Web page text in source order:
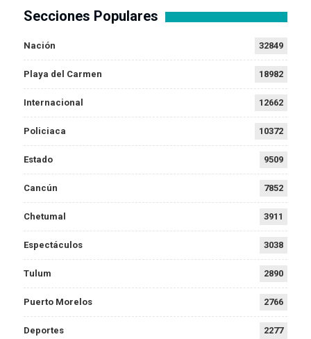
Secciones Populares
Nación 32849
Playa del Carmen 18982
Internacional 12662
Policiaca 10372
Estado 9509
Cancún 7852
Chetumal 3911
Espectáculos 3038
Tulum 2890
Puerto Morelos 2766
Deportes 2277